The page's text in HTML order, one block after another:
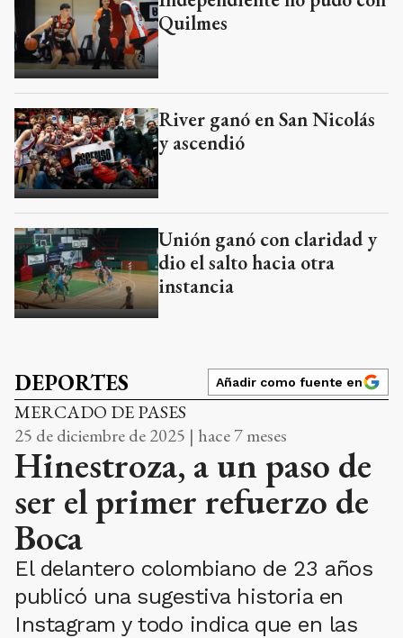
Quilmes
River ganó en San Nicolás
y ascendió
Unión ganó con claridad y
dio el salto hacia otra
instancia
DEPORTES Añadir como fuente en
MERCADO DE PASES
25 de diciembre de 2025 | hace 7 meses
Hinestroza, a un paso de
ser el primer refuerzo de
Boca
El delantero colombiano de 23 años
publicó una sugestiva historia en
Instagram y todo indica que en las